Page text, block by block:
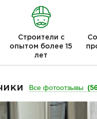
Строители с
опытом более 15
лет
Все фотоотзывы